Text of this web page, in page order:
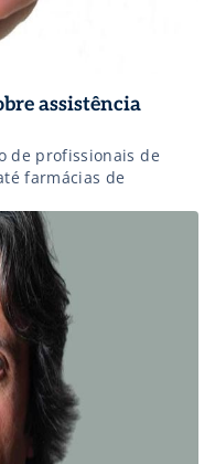
assistência
de profissionais de
farmácias de